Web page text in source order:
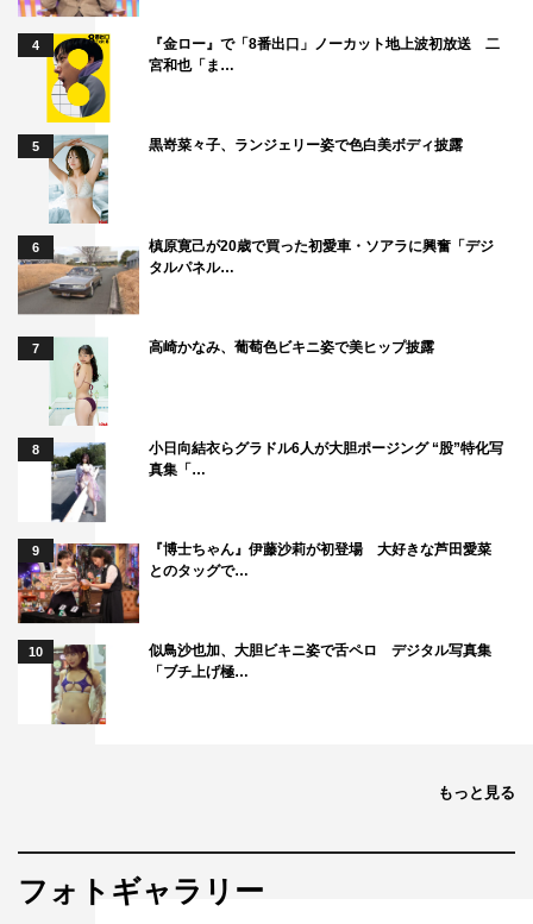
4
『金ロー』で「8番出口」ノーカット地上波初放送 二
宮和也「ま…
5 黒嵜菜々子、ランジェリー姿で色白美ボディ披露
6
槙原寛己が20歳で買った初愛車・ソアラに興奮「デジ
タルパネル…
7 高崎かなみ、葡萄色ビキニ姿で美ヒップ披露
8
小日向結衣らグラドル6人が大胆ポージング “股”特化写
真集「…
9
『博士ちゃん』伊藤沙莉が初登場 大好きな芦田愛菜
とのタッグで…
10
似鳥沙也加、大胆ビキニ姿で舌ペロ デジタル写真集
「ブチ上げ極…
もっと見る
フォトギャラリー